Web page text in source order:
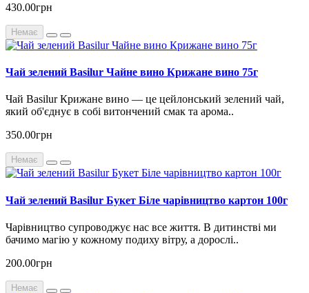
430.00грн
Немає
Чай зелений Basilur Чайне вино Крижане вино 75г
Чай Basilur Крижане вино — це цейлонський зелений чай,
який об'єднує в собі витончений смак та арома..
350.00грн
Немає
Чай зелений Basilur Букет Біле чарівництво картон 100г
Чарівництво супроводжує нас все життя. В дитинстві ми
бачимо магію у кожному подиху вітру, а дорослі..
200.00грн
Немає